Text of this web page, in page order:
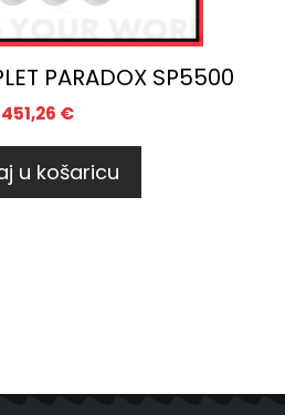
PARADOX SP5500
451,26 €
u košaricu